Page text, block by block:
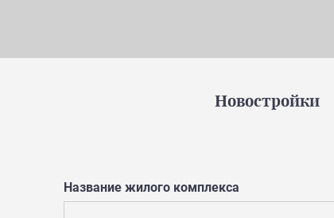
Новостройки
Название жилого комплекса